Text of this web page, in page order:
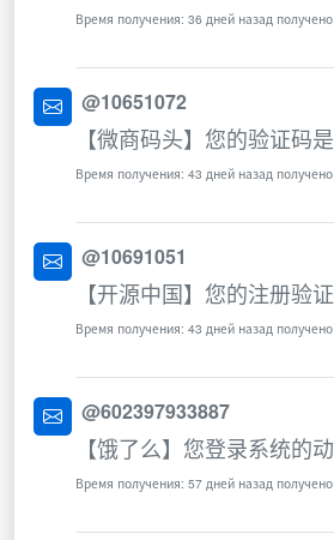
Время получения: 36 дней назад
@10651072
【微商码头】您的验证码
Время получения: 43 дней назад
@10691051
【开源中国】您的注册验
Время получения: 43 дней назад
@602397933887
【饿了么】您登录系统的
Время получения: 57 дней назад